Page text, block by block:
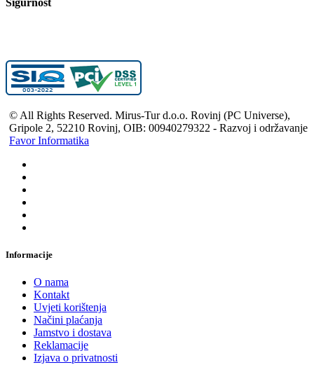
© All Rights Reserved. Mirus-Tur d.o.o. Rovinj (PC Universe),
Gripole 2, 52210 Rovinj, OIB: 00940279322 - Razvoj i održavanje
Favor Informatika
Informacije
O nama
Kontakt
Uvjeti korištenja
Načini plaćanja
Jamstvo i dostava
Reklamacije
Izjava o privatnosti